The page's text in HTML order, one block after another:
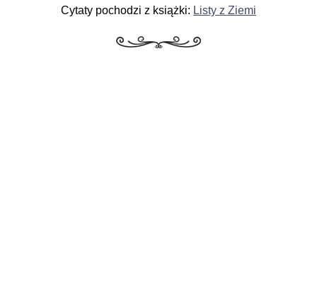
Cytaty pochodzi z książki: Listy z Ziemi